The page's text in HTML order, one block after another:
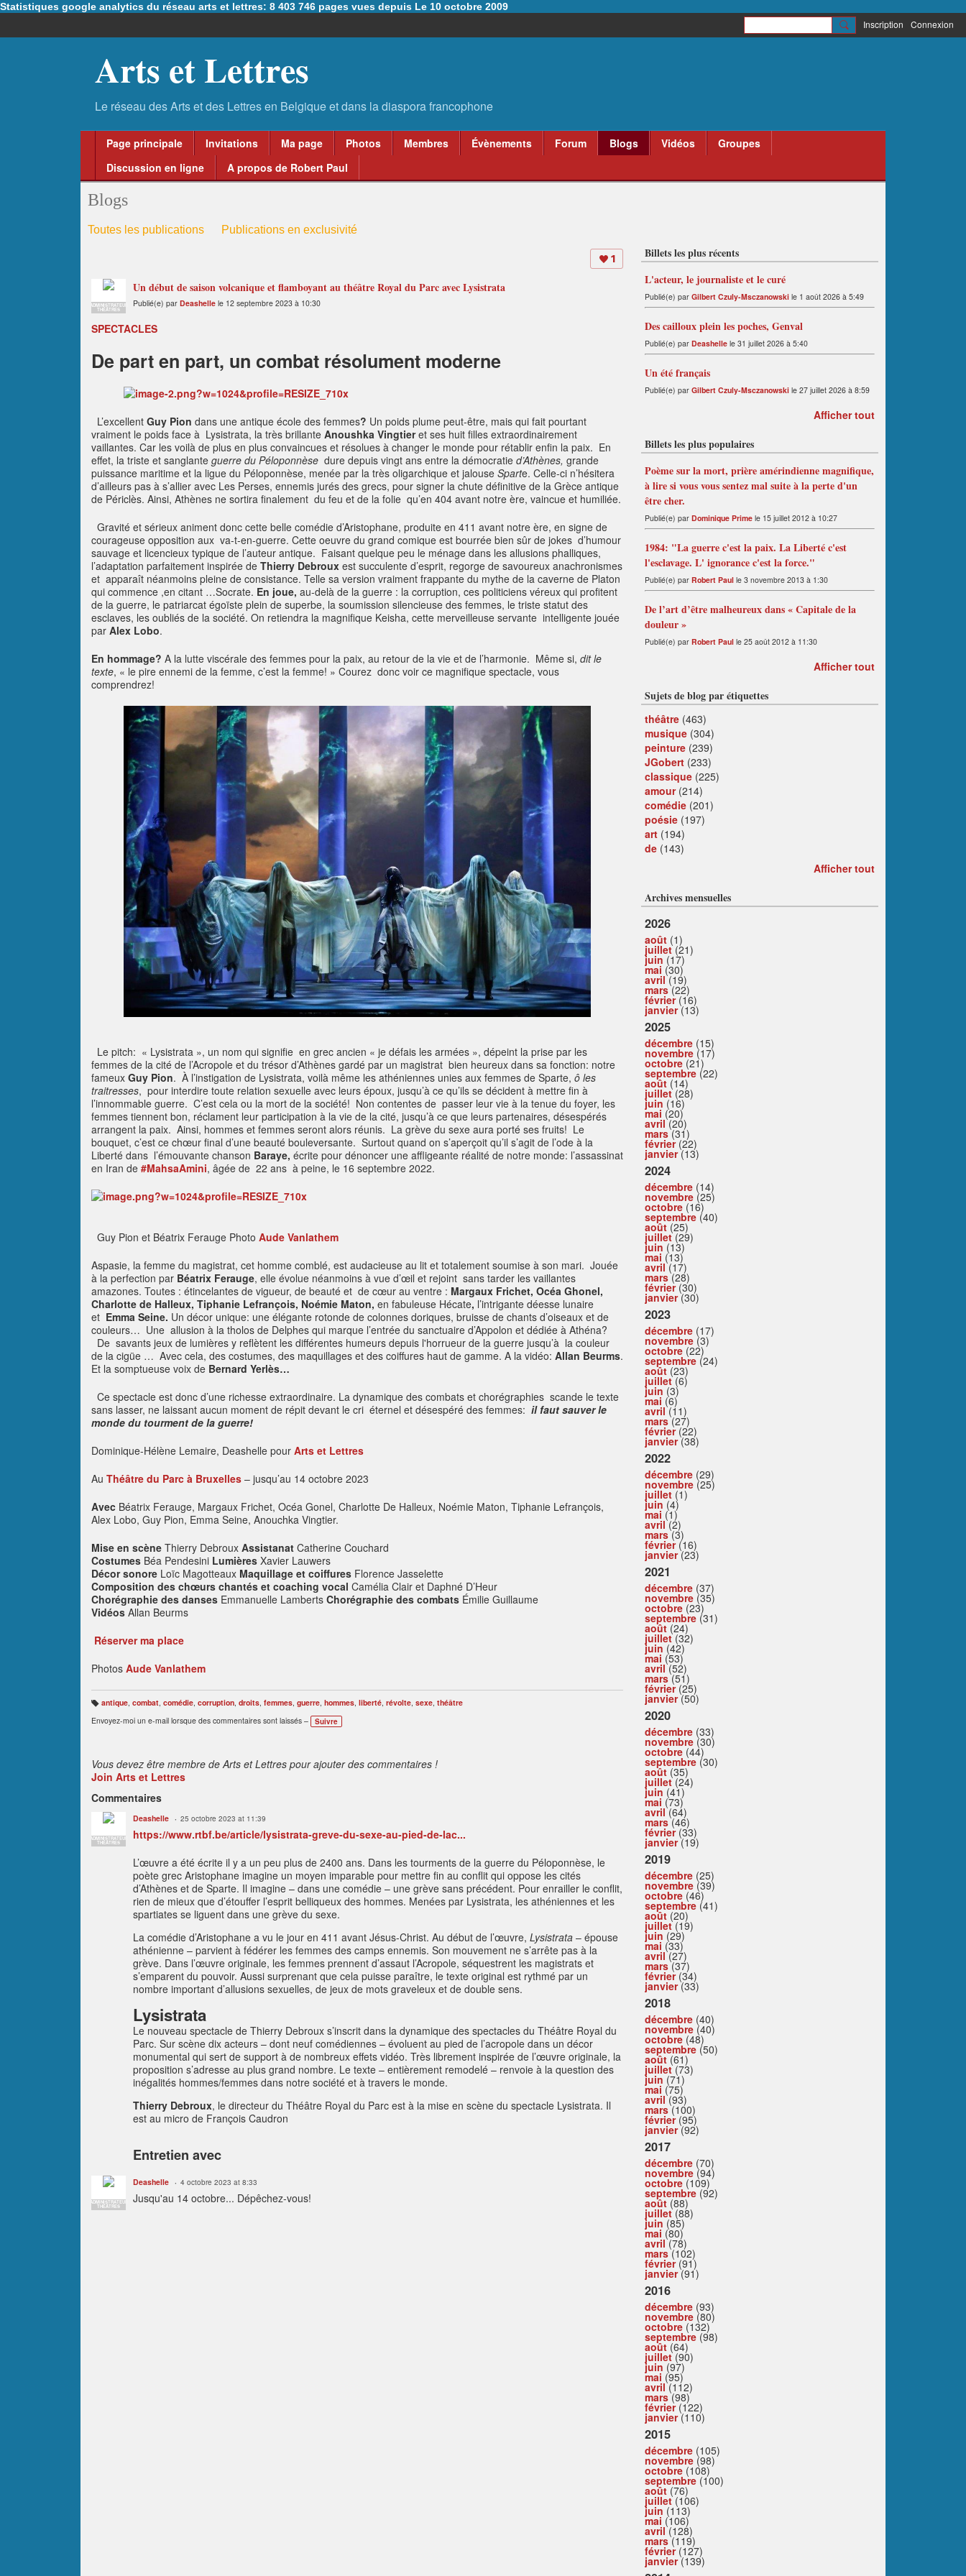
Statistiques google analytics du réseau arts et lettres: 8 403 746 pages vues depuis Le 10 octobre 2009
Inscription Connexion
Arts et Lettres
Page principale Invitations Ma page Photos Membres Évènements Forum Blogs Vidéos
Groupes
Discussion en ligne
A propos de Robert Paul
Blogs
Toutes les publications Publications en exclusivité
1
ADMINISTRATEUR
THÉÂTRES
Un début de saison volcanique et flamboyant au théâtre Royal du Parc avec Lysistrata
Publié(e) par Deashelle le 12 septembre 2023 à 10:30
SPECTACLES
De part en part, un combat résolument moderne
L’excellent Guy Pion dans une antique école des femmes? Un poids plume peut-être, mais qui fait pourtant
vraiment le poids face à Lysistrata, la très brillante Anoushka Vingtier et ses huit filles extraordinairement
vaillantes. Car les voilà de plus en plus convaincues et résolues à changer le monde pour rétablir enfin la paix. En
effet, la triste et sanglante guerre du Péloponnèse dure depuis vingt ans entre la démocratie d’Athènes, grande
puissance maritime et la ligue du Péloponnèse, menée par la très oligarchique et jalouse Sparte. Celle-ci n’hésitera
d’ailleurs pas à s’allier avec Les Perses, ennemis jurés des grecs, pour signer la chute définitive de la Grèce antique
de Périclès. Ainsi, Athènes ne sortira finalement du feu et de la folie qu’en 404 avant notre ère, vaincue et humiliée.
Gravité et sérieux animent donc cette belle comédie d’Aristophane, produite en 411 avant notre ère, en signe de
courageuse opposition aux va-t-en-guerre. Cette oeuvre du grand comique est bourrée bien sûr de jokes d’humour
sauvage et licencieux typique de l’auteur antique. Faisant quelque peu le ménage dans les allusions phalliques,
l’adaptation parfaitement inspirée de Thierry Debroux est succulente d’esprit, regorge de savoureux anachronismes
et apparaît néanmoins pleine de consistance. Telle sa version vraiment frappante du mythe de la caverne de Platon
qui commence ,en citant …Socrate. En joue, au-delà de la guerre : la corruption, ces politiciens véreux qui profitent
de la guerre, le patriarcat égoïste plein de superbe, la soumission silencieuse des femmes, le triste statut des
esclaves, les oubliés de la société. On retiendra la magnifique Keisha, cette merveilleuse servante intelligente jouée
par Alex Lobo.
En hommage? A la lutte viscérale des femmes pour la paix, au retour de la vie et de l’harmonie. Même si, dit le
texte, « le pire ennemi de la femme, c’est la femme! » Courez donc voir ce magnifique spectacle, vous
comprendrez!
Le pitch: « Lysistrata », un nom qui signifie en grec ancien « je défais les armées », dépeint la prise par les
femmes de la cité de l’Acropole et du trésor d’Athènes gardé par un magistrat bien heureux dans sa fonction: notre
fameux Guy Pion. À l’instigation de Lysistrata, voilà même les athéniennes unies aux femmes de Sparte, ô les
traitresses, pour interdire toute relation sexuelle avec leurs époux, jusqu’à ce qu’ils se décident à mettre fin à
l’innommable guerre. C’est cela ou la mort de la société! Non contentes de passer leur vie à la tenue du foyer, les
femmes tiennent bon, réclament leur participation à la vie de la cité, jusqu’à ce que leurs partenaires, désespérés
arrangent la paix. Ainsi, hommes et femmes seront alors réunis. La grève du sexe aura porté ses fruits! Le
bouquet, c’est ce chœur final d’une beauté bouleversante. Surtout quand on s’aperçoit qu’il s’agit de l’ode à la
Liberté dans l’émouvante chanson Baraye, écrite pour dénoncer une affligeante réalité de notre monde: l’assassinat
en Iran de #MahsaAmini, âgée de 22 ans à peine, le 16 septembre 2022.
Guy Pion et Béatrix Ferauge Photo Aude Vanlathem
Aspasie, la femme du magistrat, cet homme comblé, est audacieuse au lit et totalement soumise à son mari. Jouée
à la perfection par Béatrix Ferauge, elle évolue néanmoins à vue d’œil et rejoint sans tarder les vaillantes
amazones. Toutes : étincelantes de vigueur, de beauté et de cœur au ventre : Margaux Frichet, Océa Ghonel,
Charlotte de Halleux, Tiphanie Lefrançois, Noémie Maton, en fabuleuse Hécate, l’intrigante déesse lunaire
et Emma Seine. Un décor unique: une élégante rotonde de colonnes doriques, bruisse de chants d’oiseaux et de
couleurs… Une allusion à la tholos de Delphes qui marque l’entrée du sanctuaire d’Appolon et dédiée à Athéna?
De savants jeux de lumières y reflètent les différentes humeurs depuis l'horrueur de la guerre jusqu’à la couleur
de la cigüe … Avec cela, des costumes, des maquillages et des coiffures haut de gamme. A la vidéo: Allan Beurms.
Et la somptueuse voix de Bernard Yerlès…
Ce spectacle est donc d’une richesse extraordinaire. La dynamique des combats et chorégraphies scande le texte
sans lasser, ne laissant aucun moment de répit devant le cri éternel et désespéré des femmes: il faut sauver le
monde du tourment de la guerre!
Dominique-Hélène Lemaire, Deashelle pour Arts et Lettres
Au Théâtre du Parc à Bruxelles – jusqu’au 14 octobre 2023
Avec Béatrix Ferauge, Margaux Frichet, Océa Gonel, Charlotte De Halleux, Noémie Maton, Tiphanie Lefrançois,
Alex Lobo, Guy Pion, Emma Seine, Anouchka Vingtier.
Mise en scène Thierry Debroux Assistanat Catherine Couchard
Costumes Béa Pendesini Lumières Xavier Lauwers
Décor sonore Loïc Magotteaux Maquillage et coiffures Florence Jasselette
Composition des chœurs chantés et coaching vocal Camélia Clair et Daphné D’Heur
Chorégraphie des danses Emmanuelle Lamberts Chorégraphie des combats Émilie Guillaume
Vidéos Allan Beurms
Réserver ma place
Photos Aude Vanlathem
B
ali
s
antique, combat, comédie, corruption, droits, femmes, guerre, hommes, liberté, révolte, sexe, théâtre
Envoyez-moi un e-mail lorsque des commentaires sont laissés –
Suivre
Vous devez être membre de Arts et Lettres pour ajouter des commentaires !
Join Arts et Lettres
Commentaires
ADMINISTRATEUR
THÉÂTRES
Deashelle 25 octobre 2023 at 11:39
https://www.rtbf.be/article/lysistrata-greve-du-sexe-au-pied-de-lac...
L’œuvre a été écrite il y a un peu plus de 2400 ans. Dans les tourments de la guerre du Péloponnèse, le
poète grec Aristophane imagine un moyen imparable pour mettre fin au conflit qui oppose les cités
d’Athènes et de Sparte. Il imagine – dans une comédie – une grève sans précédent. Pour enrailler le conflit,
rien de mieux que d’étouffer l’esprit belliqueux des hommes. Menées par Lysistrata, les athéniennes et les
spartiates se liguent dans une grève du sexe.
La comédie d’Aristophane a vu le jour en 411 avant Jésus-Christ. Au début de l’œuvre, Lysistrata – épouse
athénienne – parvient à fédérer les femmes des camps ennemis. Son mouvement ne s’arrête pas à la
grève. Dans l’œuvre originale, les femmes prennent d’assaut l’Acropole, séquestrent les magistrats et
s’emparent du pouvoir. Aussi surprenant que cela puisse paraître, le texte original est rythmé par un
nombre important d’allusions sexuelles, de jeux de mots graveleux et de double sens.
Lysistrata
Le nouveau spectacle de Thierry Debroux s’inscrit dans la dynamique des spectacles du Théâtre Royal du
Parc. Sur scène dix acteurs – dont neuf comédiennes – évoluent au pied de l’acropole dans un décor
monumental qui sert de support à de nombreux effets vidéo. Très librement inspirée de l’œuvre originale, la
proposition s’adresse au plus grand nombre. Le texte – entièrement remodelé – renvoie à la question des
inégalités hommes/femmes dans notre société et à travers le monde.
Thierry Debroux, le directeur du Théâtre Royal du Parc est à la mise en scène du spectacle Lysistrata. Il
est au micro de François Caudron
Entretien avec
ADMINISTRATEUR
THÉÂTRES
Deashelle 4 octobre 2023 at 8:33
Jusqu'au 14 octobre... Dépêchez-vous!
Billets les plus récents
L'acteur, le journaliste et le curé
Publié(e) par Gilbert Czuly-Msczanowski le 1 août 2026 à 5:49
Des cailloux plein les poches, Genval
Publié(e) par Deashelle le 31 juillet 2026 à 5:40
Un été français
Publié(e) par Gilbert Czuly-Msczanowski le 27 juillet 2026 à 8:59
Afficher tout
Billets les plus populaires
Poème sur la mort, prière amérindienne magnifique,
à lire si vous vous sentez mal suite à la perte d'un
être cher.
Publié(e) par Dominique Prime le 15 juillet 2012 à 10:27
1984: "La guerre c'est la paix. La Liberté c'est
l'esclavage. L' ignorance c'est la force."
Publié(e) par Robert Paul le 3 novembre 2013 à 1:30
De l’art d’être malheureux dans « Capitale de la
douleur »
Publié(e) par Robert Paul le 25 août 2012 à 11:30
Afficher tout
Sujets de blog par étiquettes
théâtre (463)
musique (304)
peinture (239)
JGobert (233)
classique (225)
amour(214)
comédie (201)
poésie (197)
art (194)
de (143)
Afficher tout
Archives mensuelles
2026
août (1)
juillet(21)
juin (17)
mai (30)
avril(19)
mars(22)
février(16)
janvier(13)
2025
décembre (15)
novembre (17)
octobre (21)
septembre (22)
août (14)
juillet(28)
juin (16)
mai (20)
avril(20)
mars(31)
février(22)
janvier(13)
2024
décembre (14)
novembre (25)
octobre (16)
septembre (40)
août (25)
juillet(29)
juin (13)
mai (13)
avril(17)
mars(28)
février(30)
janvier(30)
2023
décembre (17)
novembre (3)
octobre (22)
septembre (24)
août (23)
juillet(6)
juin (3)
mai (6)
avril(11)
mars(27)
février(22)
janvier(38)
2022
décembre (29)
novembre (25)
juillet (1)
juin (4)
mai (1)
avril(2)
mars(3)
février(16)
janvier(23)
2021
décembre (37)
novembre (35)
octobre (23)
septembre (31)
août (24)
juillet(32)
juin (42)
mai (53)
avril(52)
mars(51)
février(25)
janvier(50)
2020
décembre (33)
novembre (30)
octobre (44)
septembre (30)
août (35)
juillet(24)
juin (41)
mai (73)
avril(64)
mars(46)
février(33)
janvier(19)
2019
décembre (25)
novembre (39)
octobre (46)
septembre (41)
août (20)
juillet(19)
juin (29)
mai (33)
avril(27)
mars(37)
février(34)
janvier(33)
2018
décembre (40)
novembre (40)
octobre (48)
septembre (50)
août (61)
juillet(73)
juin (71)
mai (75)
avril(93)
mars(100)
février(95)
janvier(92)
2017
décembre (70)
novembre (94)
octobre (109)
septembre (92)
août (88)
juillet(88)
juin (85)
mai (80)
avril(78)
mars(102)
février(91)
janvier(91)
2016
décembre (93)
novembre (80)
octobre (132)
septembre (98)
août (64)
juillet(90)
juin (97)
mai (95)
avril(112)
mars(98)
février(122)
janvier(110)
2015
décembre (105)
novembre (98)
octobre (108)
septembre (100)
août (76)
juillet(106)
juin (113)
mai (106)
avril(128)
mars(119)
février(127)
janvier(139)